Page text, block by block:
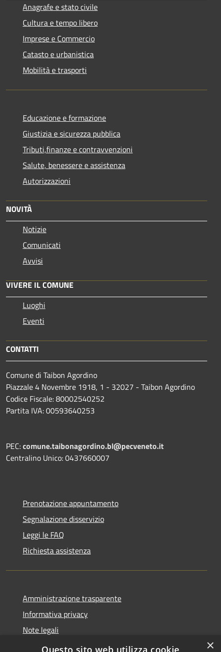
Anagrafe e stato civile
Cultura e tempo libero
Imprese e Commercio
Catasto e urbanistica
Mobilità e trasporti
Educazione e formazione
Giustizia e sicurezza pubblica
Tributi,finanze e contravvenzioni
Salute, benessere e assistenza
Autorizzazioni
NOVITÀ
Notizie
Comunicati
Avvisi
VIVERE IL COMUNE
Luoghi
Eventi
CONTATTI
Comune di Taibon Agordino
Piazzale 4 Novembre 1918, 1 - 32027 - Taibon Agordino
Codice Fiscale: 80002540252
Partita IVA: 00593640253
PEC:comune.taibonagordino.bl@pecveneto.it
Centralino Unico: 0437660007
Prenotazione appuntamento
Segnalazione disservizio
Leggi le FAQ
Richiesta assistenza
Amministrazione trasparente
Informativa privacy
Note legali
Dichiarazione di accessibilità
×
Questo sito web utilizza cookie